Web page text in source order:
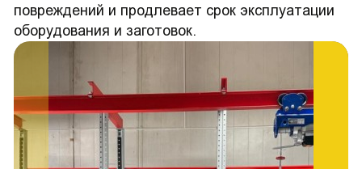
повреждений и продлевает срок эксплуатации
оборудования и заготовок.